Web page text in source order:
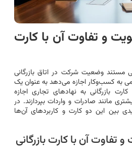
و تفاوت آن با کارت
مستند وضعیت شرکت در اتاق بازرگانی
به کسب‌وکار اجازه می‌دهد به عنوان یک
بازرگانی به نهادهای تجاری اجازه
مانند صادرات و واردات بپردازند. در
بین این دو کارت و کاربردهای آن‌ها
آن با کارت بازرگانی